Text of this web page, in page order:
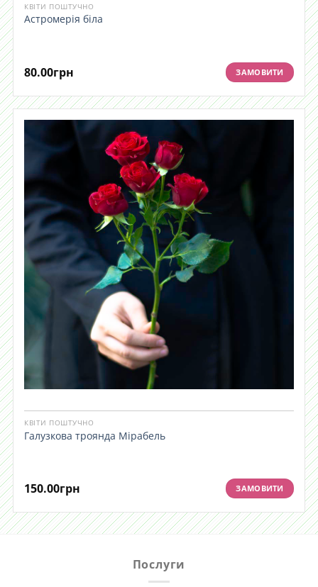
КВІТИ ПОШТУЧНО
Астромерія біла
80.00грн ЗАМОВИТИ
КВІТИ ПОШТУЧНО
Галузкова троянда Мірабель
150.00грн ЗАМОВИТИ
Послуги